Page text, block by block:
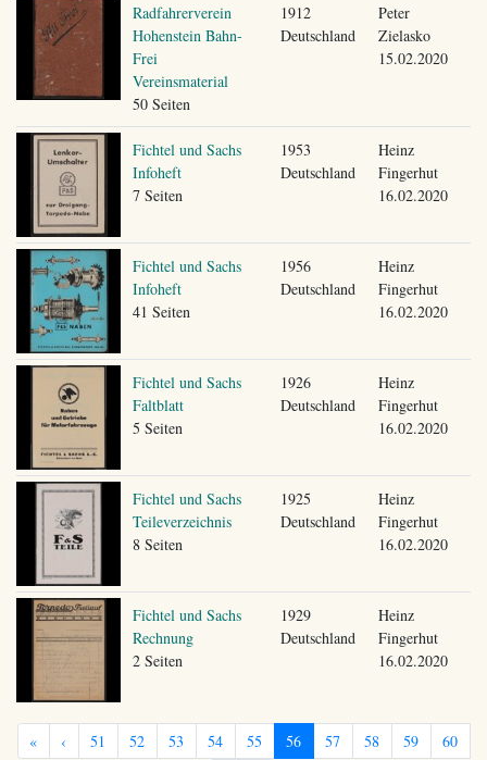
Radfahrerverein
Hohenstein Bahn-
Frei
Vereinsmaterial
50 Seiten
1912
Deutschland
Peter
Zielasko
15.02.2020
Fichtel und Sachs
Infoheft
7 Seiten
1953
Deutschland
Heinz
Fingerhut
16.02.2020
Fichtel und Sachs
Infoheft
41 Seiten
1956
Deutschland
Heinz
Fingerhut
16.02.2020
Fichtel und Sachs
Faltblatt
5 Seiten
1926
Deutschland
Heinz
Fingerhut
16.02.2020
Fichtel und Sachs
Teileverzeichnis
8 Seiten
1925
Deutschland
Heinz
Fingerhut
16.02.2020
Fichtel und Sachs
Rechnung
2 Seiten
1929
Deutschland
Heinz
Fingerhut
16.02.2020
« ‹ 51 52 53 54 55 56 57 58 59 60